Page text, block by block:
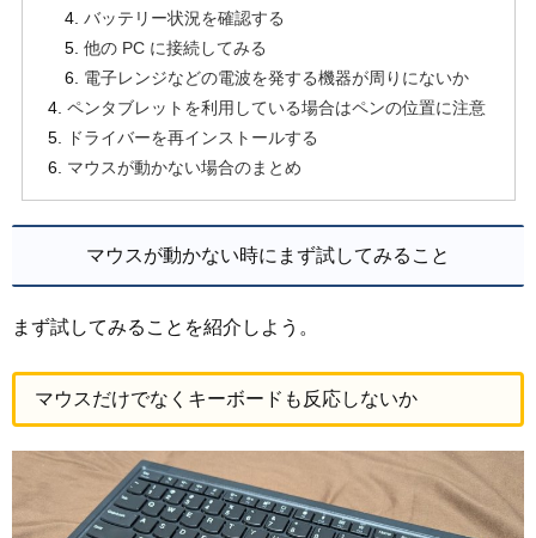
バッテリー状況を確認する
他の PC に接続してみる
電子レンジなどの電波を発する機器が周りにないか
ペンタブレットを利用している場合はペンの位置に注意
ドライバーを再インストールする
マウスが動かない場合のまとめ
マウスが動かない時にまず試してみること
まず試してみることを紹介しよう。
マウスだけでなくキーボードも反応しないか